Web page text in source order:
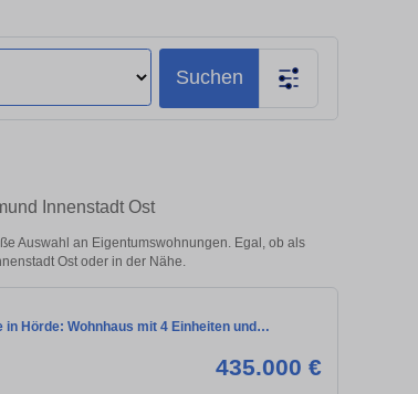
Suchen
Innenstadt Ost
Auswahl an Eigentumswohnungen. Egal, ob als
Ost oder in der Nähe.
Hörde: Wohnhaus mit 4 Einheiten und…
435.000 €